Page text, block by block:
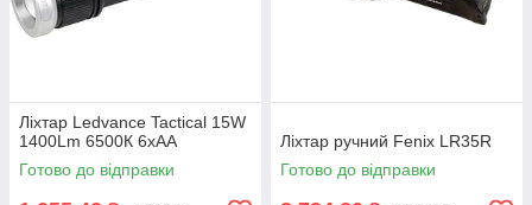
Ліхтар Ledvance Tactical 15W
1400Lm 6500К 6xAA
Готово до відправки
Ліхтар ручний Fenix LR35R
Готово до відправки